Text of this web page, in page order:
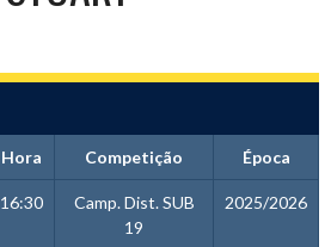
Hora Competição Época
16:30
Camp. Dist. SUB
19
2025/2026